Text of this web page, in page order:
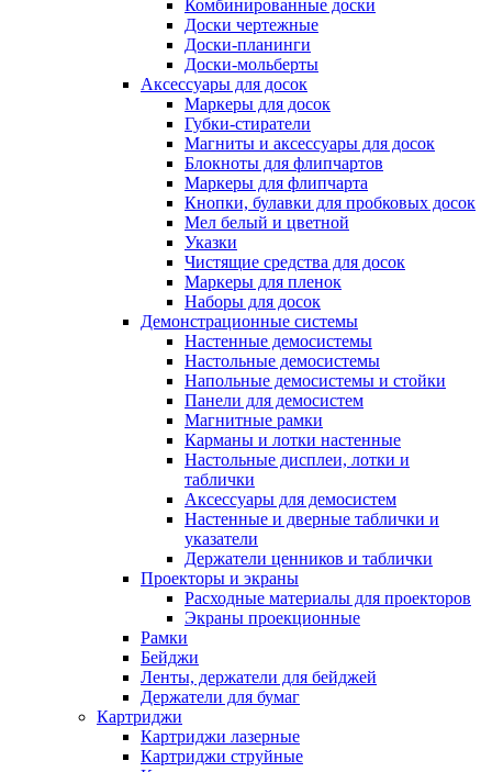
Комбинированные доски
Доски чертежные
Доски-планинги
Доски-мольберты
Аксессуары для досок
Маркеры для досок
Губки-стиратели
Магниты и аксессуары для досок
Блокноты для флипчартов
Маркеры для флипчарта
Кнопки, булавки для пробковых досок
Мел белый и цветной
Указки
Чистящие средства для досок
Маркеры для пленок
Наборы для досок
Демонстрационные системы
Настенные демосистемы
Настольные демосистемы
Напольные демосистемы и стойки
Панели для демосистем
Магнитные рамки
Карманы и лотки настенные
Настольные дисплеи, лотки и
таблички
Аксессуары для демосистем
Настенные и дверные таблички и
указатели
Держатели ценников и таблички
Проекторы и экраны
Расходные материалы для проекторов
Экраны проекционные
Рамки
Бейджи
Ленты, держатели для бейджей
Держатели для бумаг
Картриджи
Картриджи лазерные
Картриджи струйные